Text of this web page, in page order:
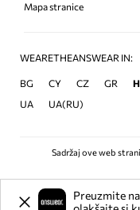
Mapa stranice
WEARETHEANSWEAR IN:
BG CY CZ GR
UA
UA(RU)
Sadržaj ove web
Preuzmite